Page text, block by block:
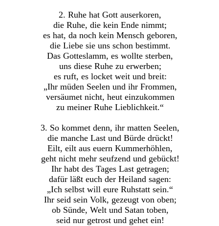
2. Ruhe hat Gott auserkoren,
die Ruhe, die kein Ende nimmt;
es hat, da noch kein Mensch geboren,
die Liebe sie uns schon bestimmt.
Das Gotteslamm, es wollte sterben,
uns diese Ruhe zu erwerben;
es ruft, es locket weit und breit:
„Ihr müden Seelen und ihr Frommen,
versäumet nicht, heut einzukommen
zu meiner Ruhe Lieblichkeit.“
3. So kommet denn, ihr matten Seelen,
die manche Last und Bürde drückt!
Eilt, eilt aus euern Kummerhöhlen,
geht nicht mehr seufzend und gebückt!
Ihr habt des Tages Last getragen;
dafür läßt euch der Heiland sagen:
„Ich selbst will eure Ruhstatt sein.“
Ihr seid sein Volk, gezeugt von oben;
ob Sünde, Welt und Satan toben,
seid nur getrost und gehet ein!